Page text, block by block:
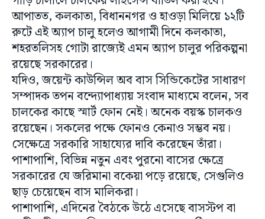
আপাতত, কলকাতা, বিধাননগর ও হাওড়া মিলিয়ে ১২টি
রুটে এই অ্যাপ চালু হলেও আগামী দিনে কলকাতা,
শহরতলিসহ গোটা রাজ্যেই এমন অ্যাপ চালুর পরিকল্পনা
রয়েছে সরকারের।
যদিও, জয়েন্ট কাউন্সিল অব বাস সিন্ডিকেটের সাধারণ
সম্পাদক তপন বন্দ্যোপাধ্যায় সংবাদ মাধ্যমে বলেন, সব
চালকের কাছে স্মার্ট ফোন নেই। অনেক বয়স্ক চালকও
রয়েছেন। সকলের পক্ষে ফোনও কেনাও সম্ভব নয়।
সেক্ষেত্রে সরকারি সাহায্যের দাবি করেছেন তাঁরা।
পাশাপাশি, বিভিন্ন নতুন এবং পুরনো বাসের ক্ষেত্রে
সরকারের যে জরিমানা বকেয়া পড়ে রয়েছে, সেগুলিও
ছাড় চেয়েছেন বাস মালিকরা।
পাশাপাশি, এদিনের বৈঠকে উঠে এসেছে বাসস্টপ বা